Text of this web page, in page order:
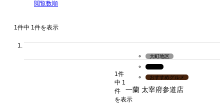
閲覧数順
1件中 1件を表示
大町地区
おすすめグルメ
一蘭 太宰府参道店
1件
中 1
件
を表示